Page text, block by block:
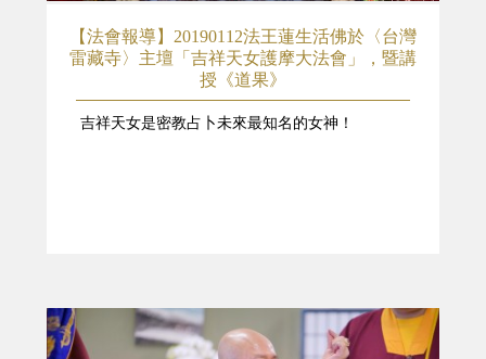
【法會報導】20190112法王蓮生活佛於〈台灣
雷藏寺〉主壇「吉祥天女護摩大法會」，暨講
授《道果》
吉祥天女是密教占卜未來最知名的女神！